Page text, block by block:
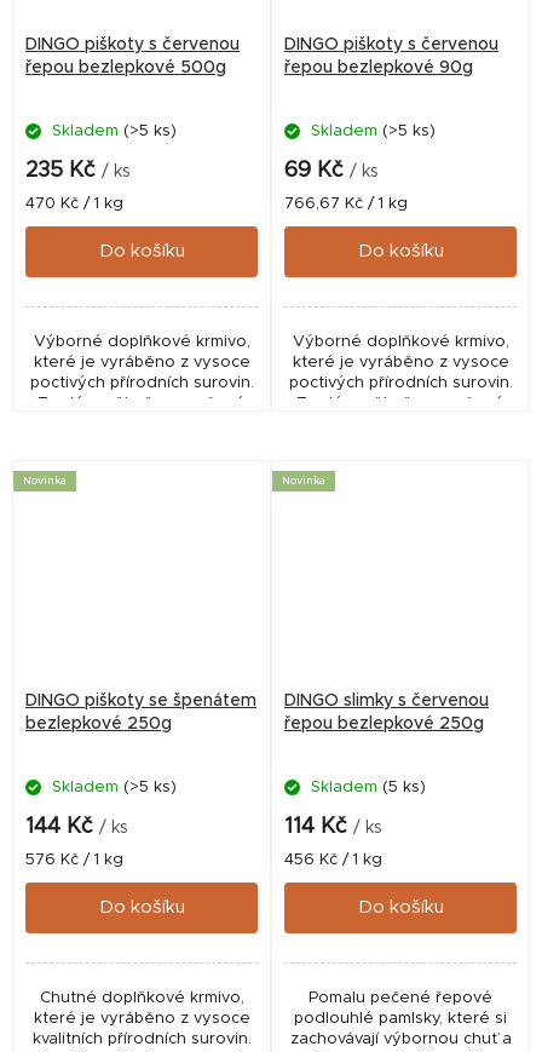
DINGO piškoty s červenou
řepou bezlepkové 500g
Skladem (>5 ks)
235 Kč / ks
Měrná
cena:
470 Kč / 1 kg
Do košíku
Výborné doplňkové krmivo,
které je vyráběno z vysoce
poctivých přírodních surovin.
DINGO piškoty s červenou
řepou bezlepkové 90g
Skladem (>5 ks)
69 Kč / ks
Měrná
cena:
766,67 Kč / 1 kg
Do košíku
Výborné doplňkové krmivo,
které je vyráběno z vysoce
poctivých přírodních surovin.
Novinka
DINGO piškoty se špenátem
bezlepkové 250g
Skladem (>5 ks)
144 Kč / ks
Měrná
cena:
576 Kč / 1 kg
Do košíku
Chutné doplňkové krmivo,
které je vyráběno z vysoce
kvalitních přírodních surovin.
Novinka
DINGO slimky s červenou
řepou bezlepkové 250g
Skladem (5 ks)
114 Kč / ks
Měrná
cena:
456 Kč / 1 kg
Do košíku
Pomalu pečené řepové
podlouhlé pamlsky, které si
zachovávají výbornou chuť a